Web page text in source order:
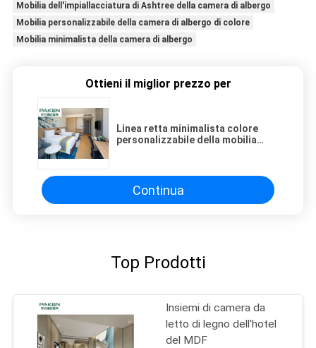
Mobilia dell'impiallacciatura di Ashtree della camera di albergo
Mobilia personalizzabile della camera di albergo di colore
Mobilia minimalista della camera di albergo
Ottieni il miglior prezzo per
Linea retta minimalista colore
personalizzabile della mobilia
Inn
Continua
Top Prodotti
Insiemi di camera da
letto di legno dell'hotel
del MDF